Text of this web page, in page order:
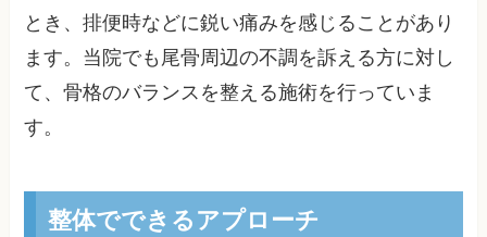
とき、排便時などに鋭い痛みを感じることがあり
ます。当院でも尾骨周辺の不調を訴える方に対し
て、骨格のバランスを整える施術を行っていま
す。
整体でできるアプローチ